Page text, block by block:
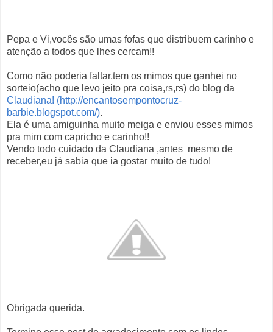
Pepa e Vi,vocês são umas fofas que distribuem carinho e
atenção a todos que lhes cercam!!
Como não poderia faltar,tem os mimos que ganhei no
sorteio(acho que levo jeito pra coisa,rs,rs) do blog da
Claudiana! (http://encantosempontocruz-
barbie.blogspot.com/).
Ela é uma amiguinha muito meiga e enviou esses mimos
pra mim com capricho e carinho!!
Vendo todo cuidado da Claudiana ,antes mesmo de
receber,eu já sabia que ia gostar muito de tudo!
Obrigada querida.